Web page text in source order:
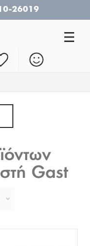
26019
Gast